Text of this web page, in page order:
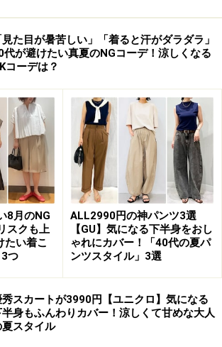
り、無地はオフホワイトとブラック。
は、ベーシック色にも派手色にも馴染
ルなコーデのポイントにもなってくれ
めです。
シルエットがおしゃれなショ
ッチワンショルダーバッグ 2490円（税
よびオンラインストアのみ販売）
見た目が暑苦しい」「着ると汗がダラダラ」
代が避けたい真夏のNGコーデ！涼しくなる
コーデは？
8月のNG
スクも上
たい着こ
つ
ALL2990円の神パンツ3選
【GU】気になる下半身をおし
ゃれにカバー！「40代の夏パ
ンツスタイル」3選
秀スカートが3990円【ユニクロ】気になる
身もふんわりカバー！涼しくて甘めな大人
夏スタイル